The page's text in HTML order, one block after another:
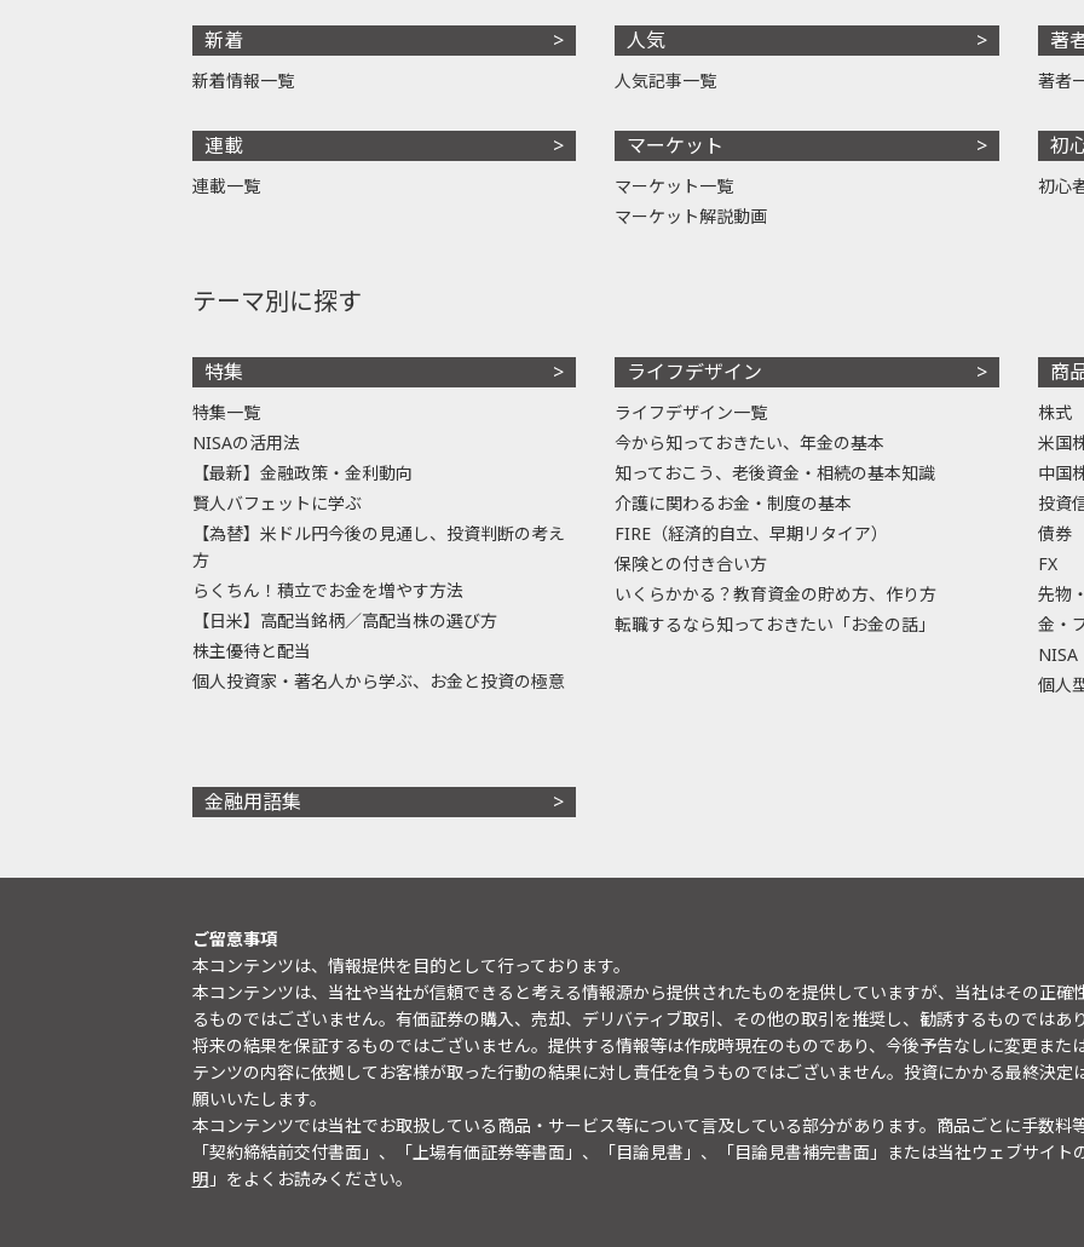
新着
新着情報一覧
連載
連載一覧
人気
人気記事一覧
マーケット
マーケット一覧
マーケット解説動画
著
著者
初
初心
テーマ別に探す
特集
特集一覧
NISAの活用法
【最新】金融政策・金利動向
賢人バフェットに学ぶ
【為替】米ドル円今後の見通し、投資判断の考え
方
らくちん！積立でお金を増やす方法
【日米】高配当銘柄／高配当株の選び方
株主優待と配当
個人投資家・著名人から学ぶ、お金と投資の極意
ライフデザイン
ライフデザイン一覧
今から知っておきたい、年金の基本
知っておこう、老後資金・相続の基本知識
介護に関わるお金・制度の基本
FIRE（経済的自立、早期リタイア）
保険との付き合い方
いくらかかる？教育資金の貯め方、作り方
転職するなら知っておきたい「お金の話」
商
株式
米国
中国
投資
債券
FX
先物
金・
NISA
個人
金融用語集
ご留意事項
本コンテンツは、情報提供を目的として行っております。
本コンテンツは、当社や当社が信頼できると考える情報源から提供されたものを提供していますが、当社はその正
るものではございません。有価証券の購入、売却、デリバティブ取引、その他の取引を推奨し、勧誘するものではあ
将来の結果を保証するものではございません。提供する情報等は作成時現在のものであり、今後予告なしに変更また
テンツの内容に依拠してお客様が取った行動の結果に対し責任を負うものではございません。投資にかかる最終決
願いいたします。
本コンテンツでは当社でお取扱している商品・サービス等について言及している部分があります。商品ごとに手数料
「契約締結前交付書面」、「上場有価証券等書面」、「目論見書」、「目論見書補完書面」または当社ウェブサイト
明 」をよくお読みください。